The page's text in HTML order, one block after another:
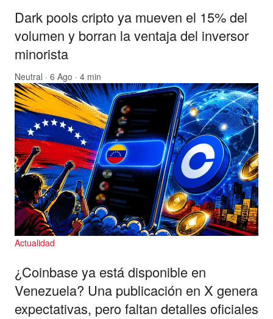
Dark pools cripto ya mueven el 15% del
volumen y borran la ventaja del inversor
minorista
Neutral · 6 Ago · 4 min
Actualidad
¿Coinbase ya está disponible en
Venezuela? Una publicación en X genera
expectativas, pero faltan detalles oficiales